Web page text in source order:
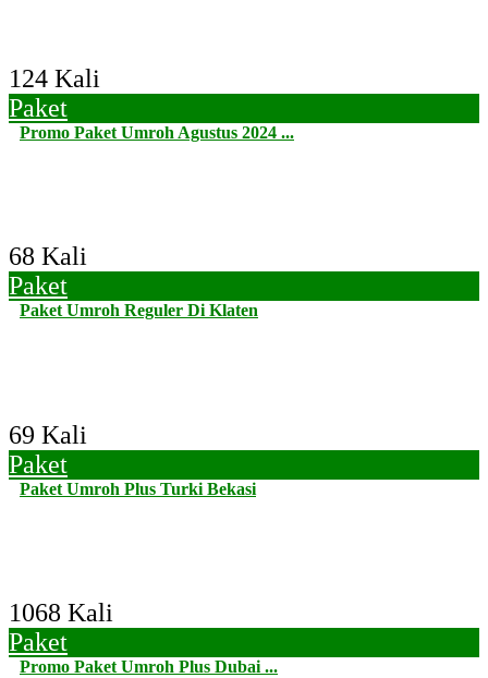
124 Kali
Paket
Promo Paket Umroh Agustus 2024 ...
68 Kali
Paket
Paket Umroh Reguler Di Klaten
69 Kali
Paket
Paket Umroh Plus Turki Bekasi
1068 Kali
Paket
Promo Paket Umroh Plus Dubai ...